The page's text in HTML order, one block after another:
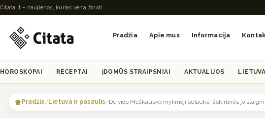
Citata.lt – naujienos, kurias verta žinoti
Pradžia Apie mus Informacija
HOROSKOPAI RECEPTAI ĮDOMŪS STRAIPSNIAI AKTUALIJOS
Pradžia/Lietuva ir pasaulis/Deivido Meškausko mylimoji sulaukė išskirtinės jo